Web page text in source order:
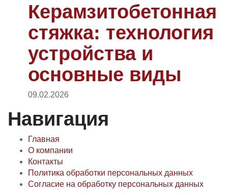
Керамзитобетонная
стяжка: технология
устройства и
основные виды
09.02.2026
Навигация
Главная
О компании
Контакты
Политика обработки персональных данных
Согласие на обработку персональных данных